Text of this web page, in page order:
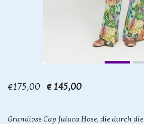
€175,00 € 145,00
Grandiose Cap Juluca Hose, die durch